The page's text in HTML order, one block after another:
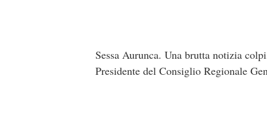
Sessa Aurunca. Una brutta notizia
Presidente del Consiglio Regionale